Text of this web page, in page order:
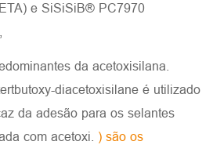
e SiSiSiB® PC7970
da acetoxisilana.
diacetoxisilane é utilizado
da adesão para os selantes
com acetoxi. ) são os